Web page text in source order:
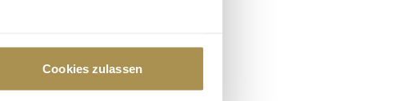
Ihre Präferenzen im
Cookies zulassen